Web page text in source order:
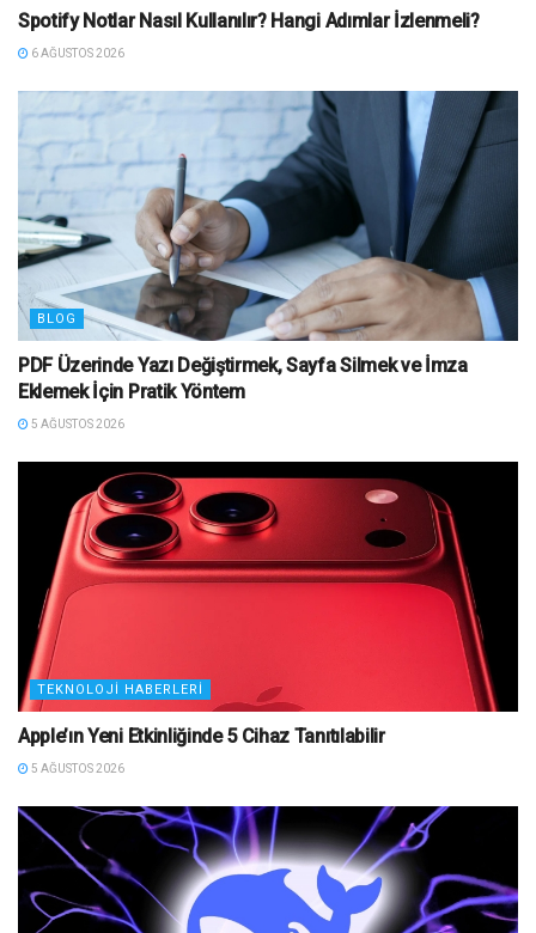
Spotify Notlar Nasıl Kullanılır? Hangi Adımlar İzlenmeli?
6 AĞUSTOS 2026
BLOG
PDF Üzerinde Yazı Değiştirmek, Sayfa Silmek ve İmza
Eklemek İçin Pratik Yöntem
5 AĞUSTOS 2026
TEKNOLOJI HABERLERI
Apple’ın Yeni Etkinliğinde 5 Cihaz Tanıtılabilir
5 AĞUSTOS 2026